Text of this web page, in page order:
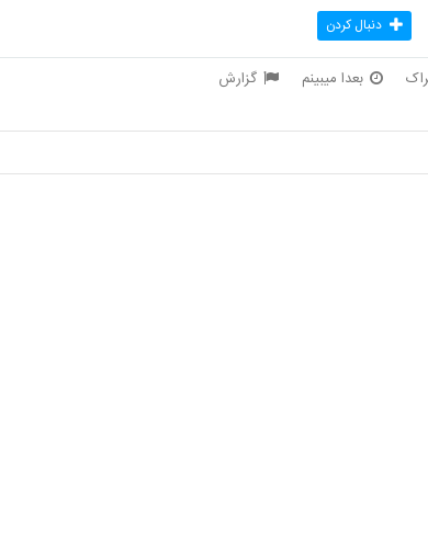
دنبال کردن
بعدا میبینم گزارش